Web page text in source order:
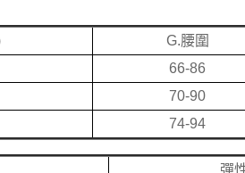
G.腰圍
66-86
70-90
74-94